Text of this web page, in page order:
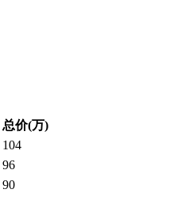
总价(万)
104
96
90